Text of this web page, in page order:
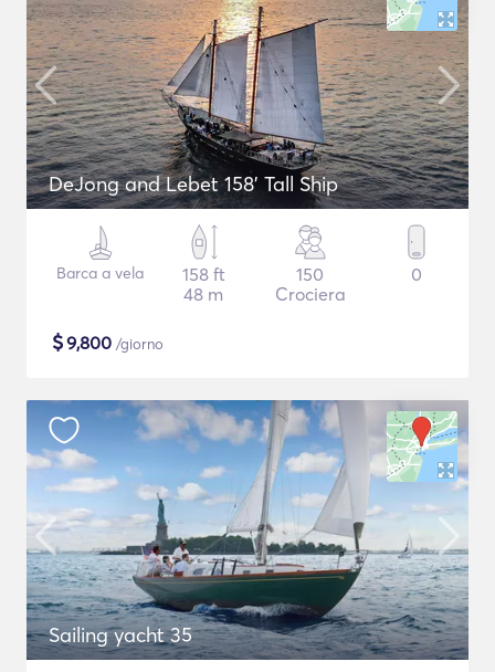
DeJong and Lebet 158' Tall Ship
Barca a vela
158 ft
48 m
150
Crociera
0
$9,800 /giorno
Sailing yacht 35